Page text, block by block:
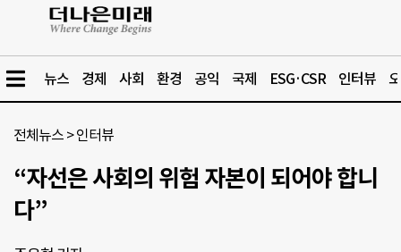
뉴스 경제 사회 환경 공익 국제 ESG·CSR 인터뷰
전체뉴스 >인터뷰
“자선은 사회의 위험 자본이 되어야 합니
다”